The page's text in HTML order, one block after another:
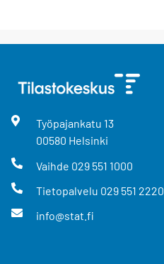
Työpajankatu 13
00580 Helsinki
Vaihde 029 551 1000
Tietopalvelu 029 551 2220
info@stat.fi